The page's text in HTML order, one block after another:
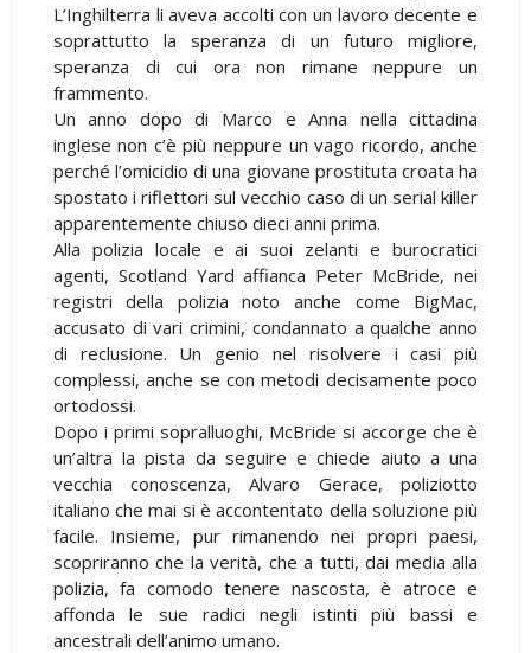
L’Inghilterra li aveva accolti con un lavoro decente e
soprattutto la speranza di un futuro migliore,
speranza di cui ora non rimane neppure un
frammento.
Un anno dopo di Marco e Anna nella cittadina
inglese non c’è più neppure un vago ricordo, anche
perché l’omicidio di una giovane prostituta croata ha
spostato i riflettori sul vecchio caso di un serial killer
apparentemente chiuso dieci anni prima.
Alla polizia locale e ai suoi zelanti e burocratici
agenti, Scotland Yard affianca Peter McBride, nei
registri della polizia noto anche come BigMac,
accusato di vari crimini, condannato a qualche anno
di reclusione. Un genio nel risolvere i casi più
complessi, anche se con metodi decisamente poco
ortodossi.
Dopo i primi sopralluoghi, McBride si accorge che è
un’altra la pista da seguire e chiede aiuto a una
vecchia conoscenza, Alvaro Gerace, poliziotto
italiano che mai si è accontentato della soluzione più
facile. Insieme, pur rimanendo nei propri paesi,
scopriranno che la verità, che a tutti, dai media alla
polizia, fa comodo tenere nascosta, è atroce e
affonda le sue radici negli istinti più bassi e
ancestrali dell’animo umano.